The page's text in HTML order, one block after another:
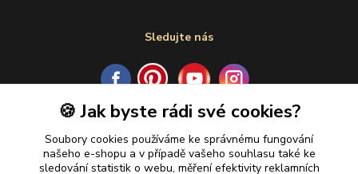
Sledujte nás
Plaťte u nás bezpečně
🍪 Jak byste rádi své cookies?
Soubory cookies používáme ke správnému fungování
našeho e-shopu a v případě vašeho souhlasu také ke
sledování statistik o webu, měření efektivity reklamních